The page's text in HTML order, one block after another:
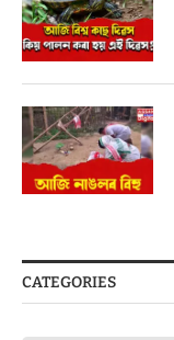
CATEGORIES